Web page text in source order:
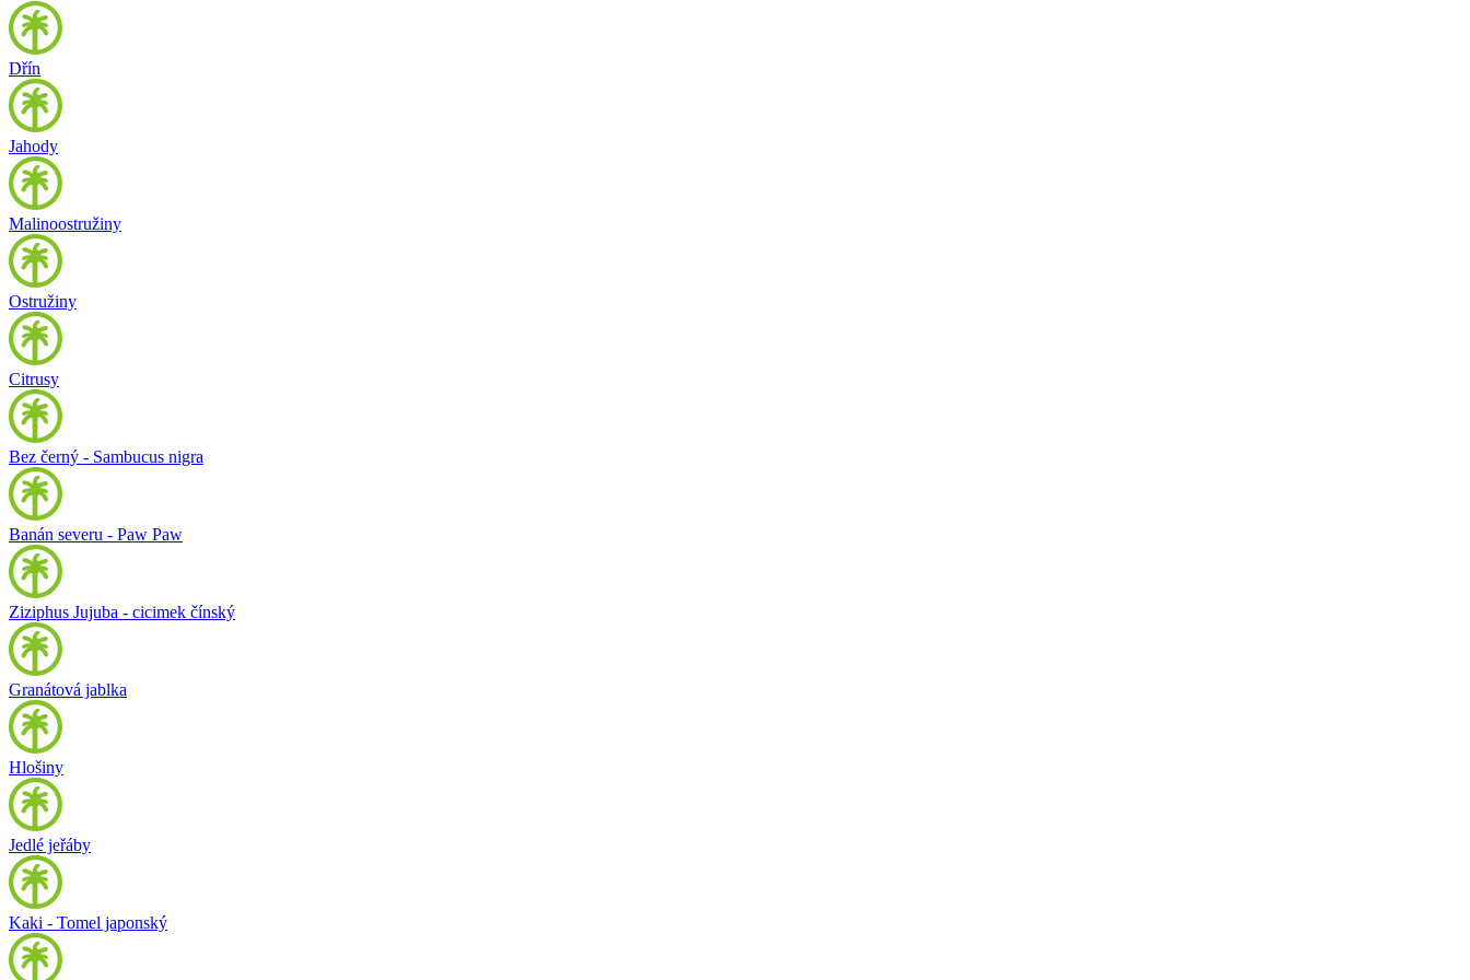
Dřín
Jahody
Malinoostružiny
Ostružiny
Citrusy
Bez černý - Sambucus nigra
Banán severu - Paw Paw
Ziziphus Jujuba - cicimek čínský
Granátová jablka
Hlošiny
Jedlé jeřáby
Kaki - Tomel japonský